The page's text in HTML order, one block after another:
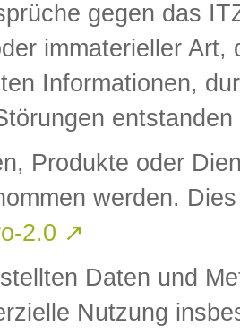
gegen das
immaterieller
Informationen,
Produkte oder
werden.
2.0 ↗
Daten und
Nutzung